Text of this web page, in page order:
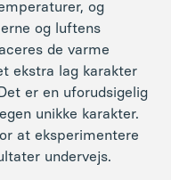
og
og luftens
de varme
ekstra lag karakter
er en uforudsigelig
unikke karakter.
at eksperimentere
undervejs.